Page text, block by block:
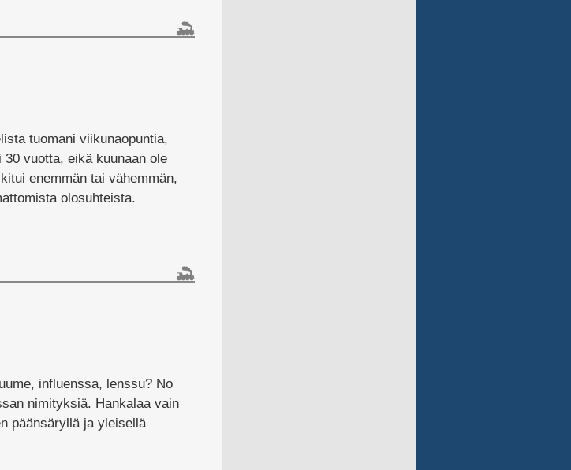
tuomani viikunaopuntia,
vuotta, eikä kuunaan ole
enemmän tai vähemmän,
olosuhteista.
influenssa, lenssu? No
nimityksiä. Hankalaa vain
päänsäryllä ja yleisellä